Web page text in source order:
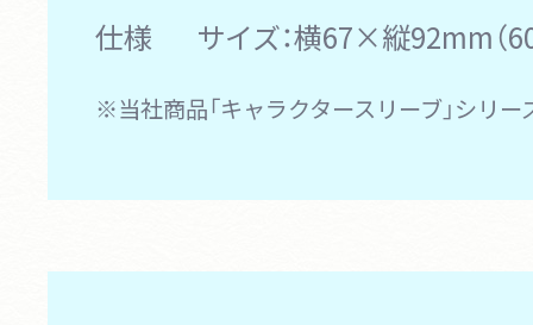
仕様 サイズ：横67×縦92mm（
※当社商品「キャラクタースリーブ」シリ